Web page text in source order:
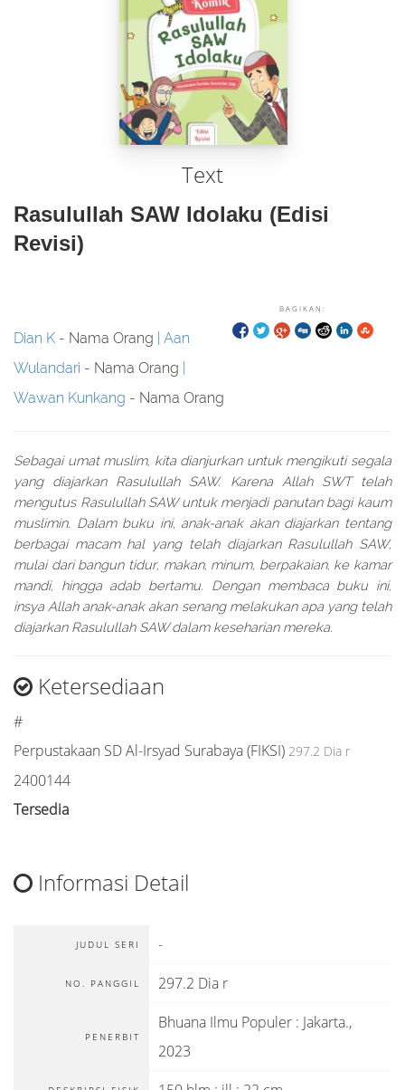
Text
Rasulullah SAW Idolaku (Edisi
Revisi)
BAGIKAN:
Dian K - Nama Orang
Aan
Wulandari - Nama Orang
Wawan Kunkang - Nama Orang
Sebagai umat muslim, kita dianjurkan untuk mengikuti segala
yang diajarkan Rasulullah SAW. Karena Allah SWT telah
mengutus Rasulullah SAW untuk menjadi panutan bagi kaum
muslimin. Dalam buku ini, anak-anak akan diajarkan tentang
berbagai macam hal yang telah diajarkan Rasulullah SAW,
mulai dari bangun tidur, makan, minum, berpakaian, ke kamar
mandi, hingga adab bertamu. Dengan membaca buku ini,
insya Allah anak-anak akan senang melakukan apa yang telah
diajarkan Rasulullah SAW dalam keseharian mereka.
Ketersediaan
#
Perpustakaan SD Al-Irsyad Surabaya (FIKSI) 297.2 Dia r
2400144
Tersedia
Informasi Detail
JUDUL SERI -
NO. PANGGIL 297.2 Dia r
PENERBIT
Bhuana Ilmu Populer : Jakarta.,
2023